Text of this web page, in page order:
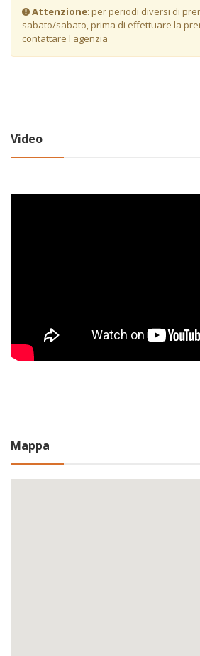
Attenzione: per periodi diversi di
sabato/sabato, prima di effettuare la
contattare l'agenzia
Video
Mappa